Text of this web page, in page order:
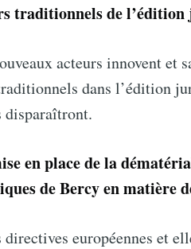
traditionnels de
acteurs innovent et
dans l’édition
disparaîtront.
en place de la
de Bercy en matière
européennes et